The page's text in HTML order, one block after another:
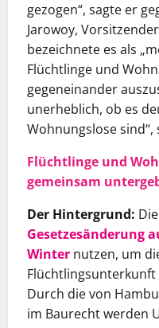
gezogen“, sagte er
Jarowoy,
bezeichnete es als
Flüchtlinge und
gegeneinander
unerheblich, ob es
Wohnungslose sind“,
Flüchtlinge und
gemeinsam
Der Hintergrund:
Gesetzesänderung
Winter nutzen, um
Flüchtlingsunterkunft
Durch die von
im Baurecht werden